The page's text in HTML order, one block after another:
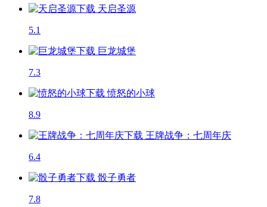
天启圣源
5.1
巨龙城堡
7.3
愤怒的小球
8.9
王牌战争：七周年庆
6.4
骰子勇者
7.8